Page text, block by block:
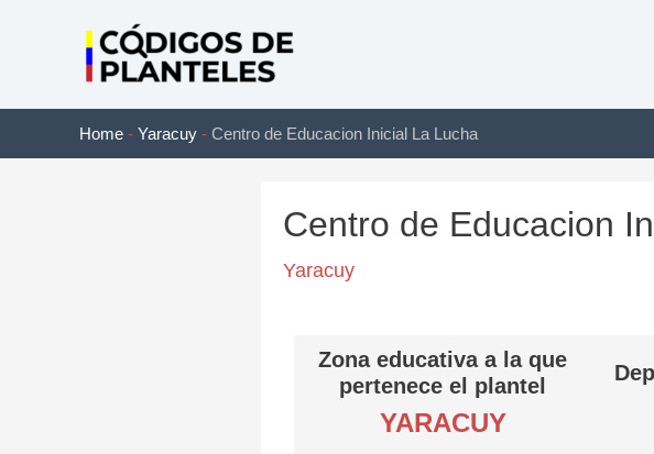
Home - Yaracuy - Centro de Educacion Inicial La Lucha
Centro de Educacion
Yaracuy
Zona educativa a la que
pertenece el plantel
YARACUY